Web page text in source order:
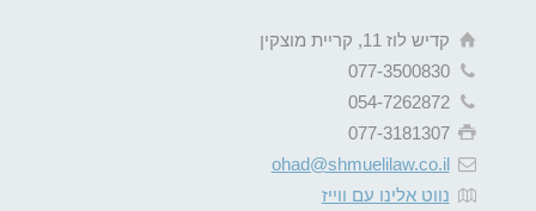
קדיש לוז 11, קריית מוצקין
077-3500830
054-7262872
077-3181307
ohad@shmuelilaw.co.il
נווט אלינו עם ווייז